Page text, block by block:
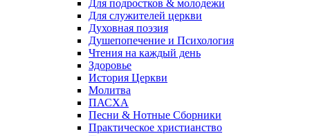
Для подростков & молодежи
Для служителей церкви
Духовная поэзия
Душепопечение и Психология
Чтения на каждый день
Здоровье
История Церкви
Молитва
ПАСХА
Песни & Нотные Сборники
Практическое христианство